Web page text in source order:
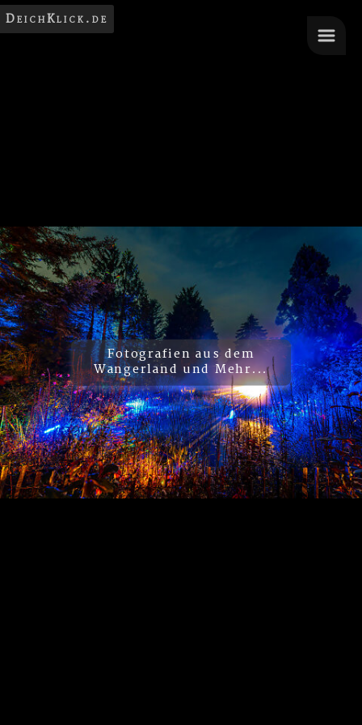
DeichKlick.de
Fotografien aus dem
Wangerland und Mehr...